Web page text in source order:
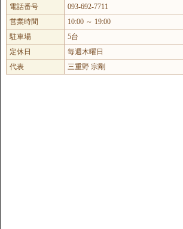
電話番号
093-692-7711
営業時間
10:00 ～ 19:00
駐車場
5台
定休日
毎週木曜日
代表
三重野 宗剛